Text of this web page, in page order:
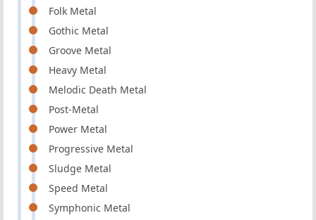
Folk Metal
Gothic Metal
Groove Metal
Heavy Metal
Melodic Death Metal
Post-Metal
Power Metal
Progressive Metal
Sludge Metal
Speed Metal
Symphonic Metal